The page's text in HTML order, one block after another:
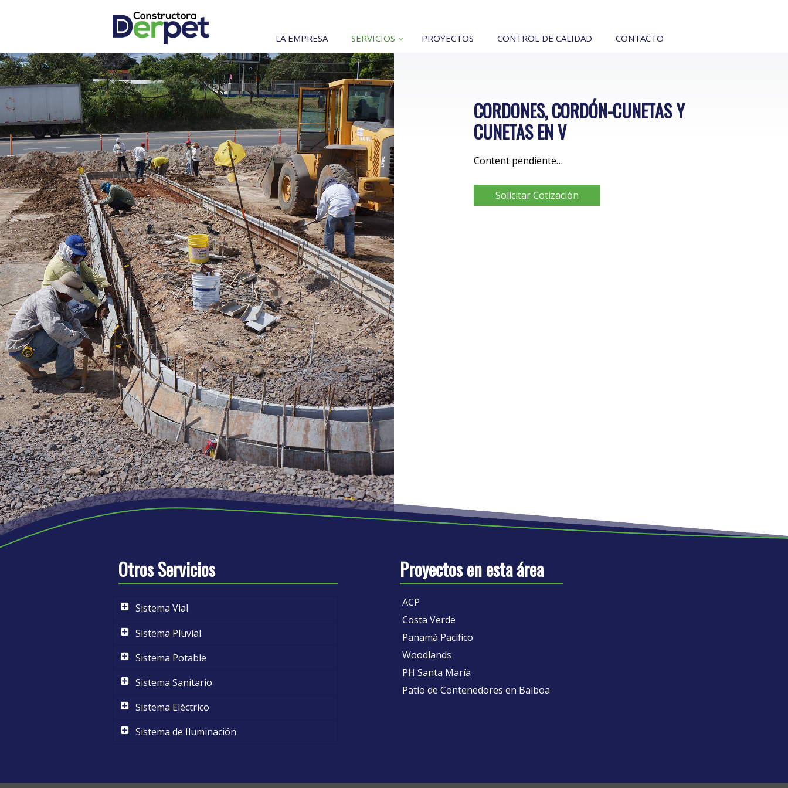
LA EMPRESA SERVICIOS PROYECTOS CONTROL DE CALIDAD CONTACTO
CORDONES, CORDÓN-CUNETAS Y
CUNETAS EN V
Content pendiente…
Solicitar Cotización
Otros Servicios
Sistema Vial
Sistema Pluvial
Sistema Potable
Sistema Sanitario
Sistema Eléctrico
Sistema de Iluminación
Proyectos en esta área
ACP
Costa Verde
Panamá Pacífico
Woodlands
PH Santa María
Patio de Contenedores en Balboa